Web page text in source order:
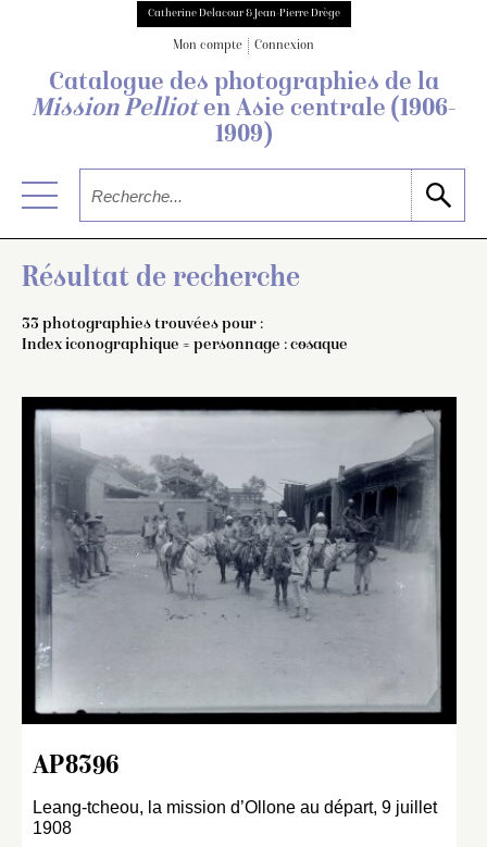
Catherine Delacour & Jean-Pierre Drège
Mon compte Connexion
Catalogue des photographies de la
Mission Pellioten Asie centrale (1906-
1909)
Résultat de recherche
33 photographies trouvées pour :
Index iconographique = personnage : cosaque
AP8396
Leang-tcheou, la mission d’Ollone au départ, 9 juillet
1908